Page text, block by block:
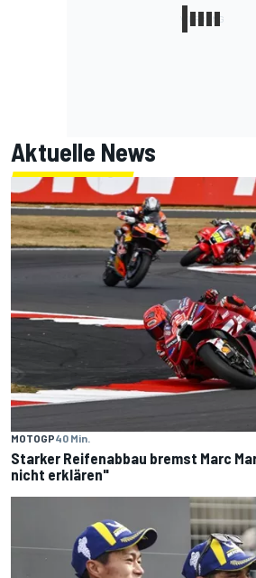
Aktuelle News
MOTOGP40 Min.
Starker Reifenabbau bremst Marc
nicht erklären"